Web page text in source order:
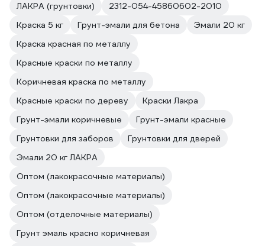
ЛАКРА (грунтовки)
2312-054-45860602-2010
Краска 5 кг
Грунт-эмали для бетона
Эмали 20 кг
Краска красная по металлу
Красные краски по металлу
Коричневая краска по металлу
Красные краски по дереву
Краски Лакра
Грунт-эмали коричневые
Грунт-эмали красные
Грунтовки для заборов
Грунтовки для дверей
Эмали 20 кг ЛАКРА
Оптом (лакокрасочные материалы)
Оптом (лакокрасочные материалы)
Оптом (отделочные материалы)
Грунт эмаль красно коричневая